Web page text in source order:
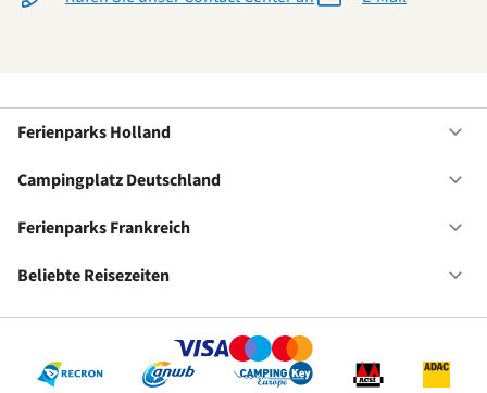
Ferienparks Holland
Campingplatz Deutschland
Ferienparks Frankreich
Beliebte Reisezeiten